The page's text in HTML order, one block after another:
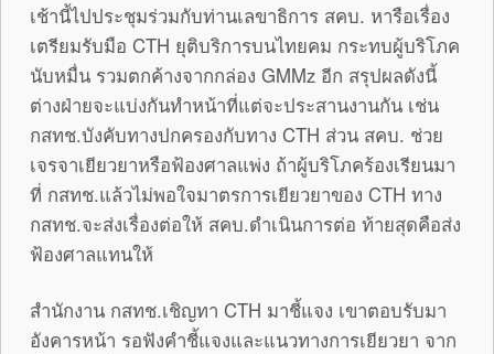
เช้านี้ไปประชุมร่วมกับท่านเลขาธิการ สคบ. หารือเรื่อง
เตรียมรับมือ CTH ยุติบริการบนไทยคม กระทบผู้บริโภค
นับหมื่น รวมตกค้างจากกล่อง GMMz อีก สรุปผลดังนี้
ต่างฝ่ายจะแบ่งกันทำหน้าที่แต่จะประสานงานกัน เช่น
กสทช.บังคับทางปกครองกับทาง CTH ส่วน สคบ. ช่วย
เจรจาเยียวยาหรือฟ้องศาลแพ่ง ถ้าผู้บริโภคร้องเรียนมา
ที่ กสทช.แล้วไม่พอใจมาตรการเยียวยาของ CTH ทาง
กสทช.จะส่งเรื่องต่อให้ สคบ.ดำเนินการต่อ ท้ายสุดคือส่ง
ฟ้องศาลแทนให้
สำนักงาน กสทช.เชิญทา CTH มาชี้แจง เขาตอบรับมา
อังคารหน้า รอฟังคำชี้แจงและแนวทางการเยียวยา จาก